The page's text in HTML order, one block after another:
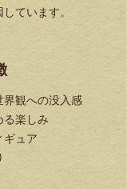
ています。
界観への没入感
る楽しみ
ギュア